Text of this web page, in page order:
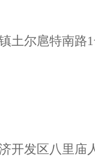
土尔扈特南路
开发区八里庙